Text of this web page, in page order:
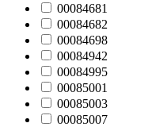
00084681
00084682
00084698
00084942
00084995
00085001
00085003
00085007